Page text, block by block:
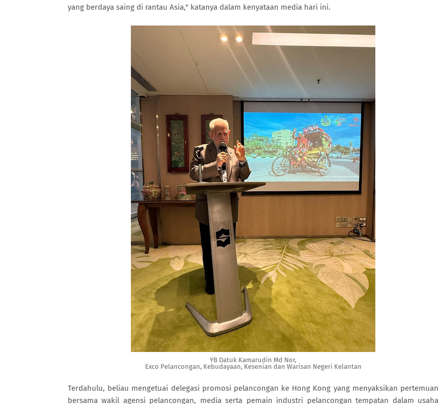
yang berdaya saing di rantau Asia," katanya dalam kenyataan media hari ini.
YB Datuk Kamarudin Md Nor,
Exco Pelancongan, Kebudayaan, Kesenian dan Warisan Negeri Kelantan
Terdahulu, beliau mengetuai delegasi promosi pelancongan ke Hong Kong yang menyaksikan pertemuan
bersama wakil agensi pelancongan, media serta pemain industri pelancongan tempatan dalam usaha